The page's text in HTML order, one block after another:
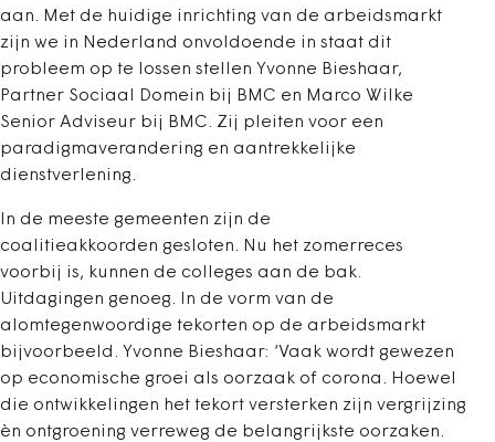
aan. Met de huidige inrichting van de arbeidsmarkt
zijn we in Nederland onvoldoende in staat dit
probleem op te lossen stellen Yvonne Bieshaar,
Partner Sociaal Domein bij BMC en Marco Wilke
Senior Adviseur bij BMC. Zij pleiten voor een
paradigmaverandering en aantrekkelijke
dienstverlening.
In de meeste gemeenten zijn de
coalitieakkoorden gesloten. Nu het zomerreces
voorbij is, kunnen de colleges aan de bak.
Uitdagingen genoeg. In de vorm van de
alomtegenwoordige tekorten op de arbeidsmarkt
bijvoorbeeld. Yvonne Bieshaar: ‘Vaak wordt gewezen
op economische groei als oorzaak of corona. Hoewel
die ontwikkelingen het tekort versterken zijn vergrijzing
èn ontgroening verreweg de belangrijkste oorzaken.